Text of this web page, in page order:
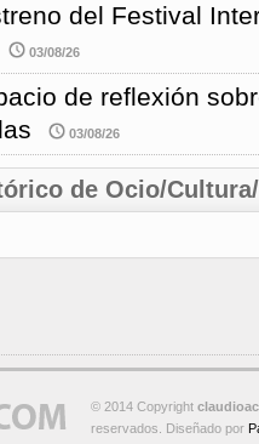
del Festival
03/08/26
de reflexión
03/08/26
de Ocio/
© 2014 Copyright
reservados. Diseñado por